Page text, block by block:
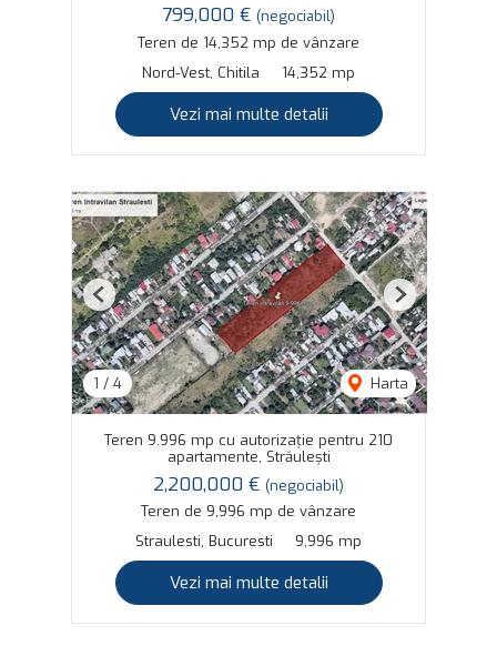
799,000 € (negociabil)
Teren de 14,352 mp de vânzare
Nord-Vest, Chitila
14,352 mp
Vezi mai multe detalii
1 / 4 Harta
Previous Next
Teren 9.996 mp cu autorizație pentru 210
apartamente, Străulești
2,200,000 € (negociabil)
Teren de 9,996 mp de vânzare
Straulesti, Bucuresti
9,996 mp
Vezi mai multe detalii